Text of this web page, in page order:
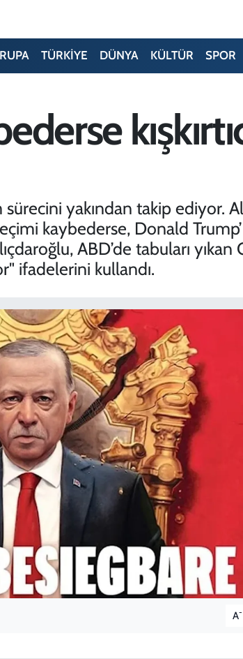
TÜRKİYE DÜNYA KÜLTÜR SPOR
sürecini yakından takip ediyor.
kaybederse, Donald
ABD’de tabuları
ifadelerini kullandı.
A-